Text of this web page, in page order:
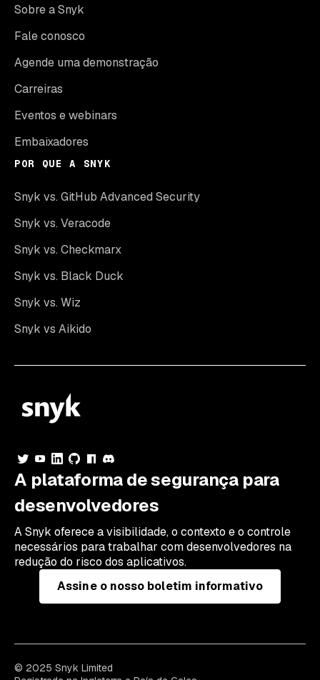
Sobre a Snyk
Fale conosco
Agende uma demonstração
Carreiras
Eventos e webinars
Embaixadores
POR QUE A SNYK
Snyk vs. GitHub Advanced Security
Snyk vs. Veracode
Snyk vs. Checkmarx
Snyk vs. Black Duck
Snyk vs. Wiz
Snyk vs Aikido
A plataforma de segurança para
desenvolvedores
A Snyk oferece a visibilidade, o contexto e o controle
necessários para trabalhar com desenvolvedores na
redução do risco dos aplicativos.
Assine o nosso boletim informativo
© 2025 Snyk Limited